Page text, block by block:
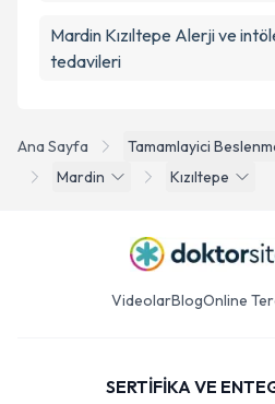
Ana Sayfa
Tamamlayici
Mardin
Kızıltepe
Mardin Kızıltepe Alerji ve
tedavileri
VideolarBlogOnline
SERTİFİKA VE